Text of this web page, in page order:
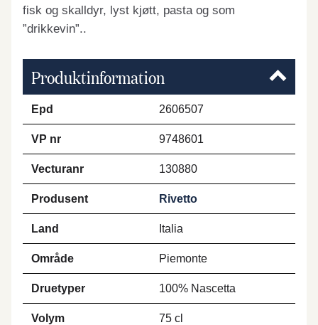
fisk og skalldyr, lyst kjøtt, pasta og som
”drikkevin”..
Produktinformation
Epd 2606507
VP nr 9748601
Vecturanr 130880
Produsent Rivetto
Land Italia
Område Piemonte
Druetyper 100% Nascetta
Volym 75 cl